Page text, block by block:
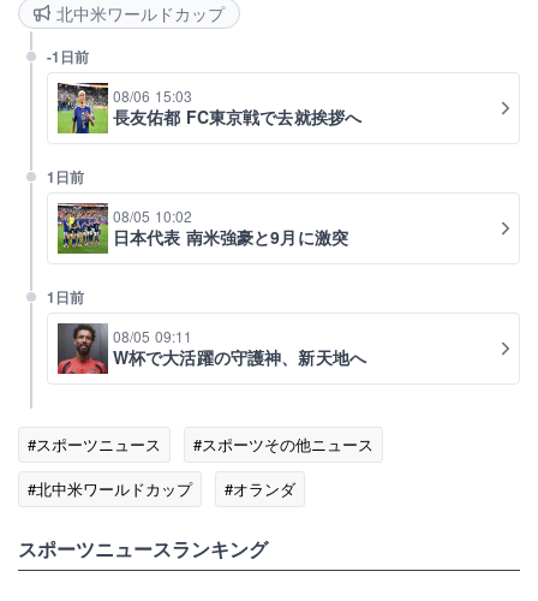
北中米ワールドカップ
-1日前
08/06 15:03
長友佑都 FC東京戦で去就挨拶へ
1日前
08/05 10:02
日本代表 南米強豪と9月に激突
1日前
08/05 09:11
W杯で大活躍の守護神、新天地へ
#スポーツニュース
#スポーツその他ニュース
#北中米ワールドカップ
#オランダ
スポーツニュースランキング